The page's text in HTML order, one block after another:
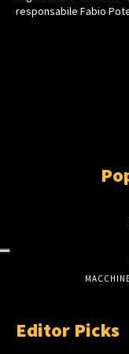
responsabile Fabio
Editor Picks